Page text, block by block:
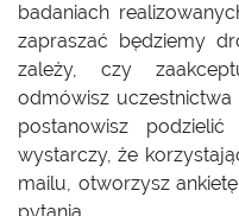
badaniach
zapraszać będziemy
zależy, czy
odmówisz
postanowisz
wystarczy, że
mailu, otworzysz